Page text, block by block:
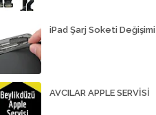
iPad Şarj Soketi Değişimi
AVCILAR APPLE SERVİSİ